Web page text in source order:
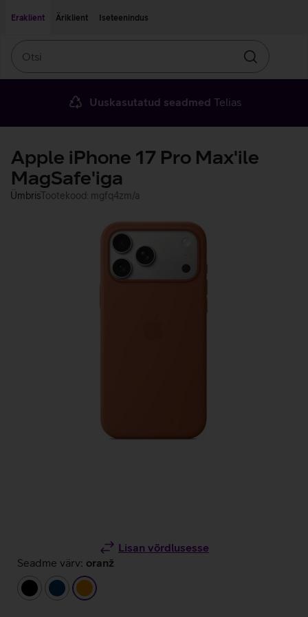
Eraklient
Äriklient Iseteenindus
Otsin
Uuskasutatud seadmed Telias
Apple iPhone 17 Pro Max'ile
MagSafe'iga
ÜmbrisTootekood: mgfq4zm/a
Lisan võrdlusesse
Seadme värv: oranž
must
tumesinine
oranž